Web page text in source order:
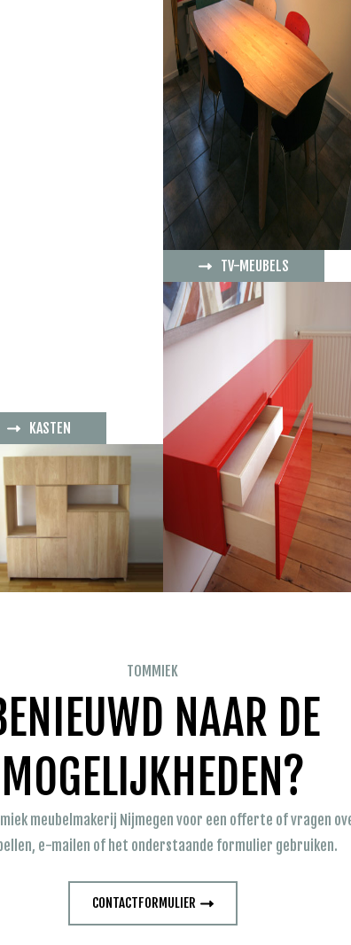
KASTEN
TV-MEUBELS
TOMMIEK
NAAR DE
MOGELIJKHEDEN?
meubelmakerij Nijmegen voor een offerte of vragen
e-mailen of het onderstaande formulier gebruiken.
CONTACTFORMULIER